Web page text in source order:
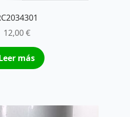
12,00€
más